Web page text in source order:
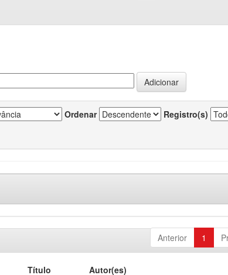
Ordenar Registro(s)
Anterior 1
Título Autor(es)